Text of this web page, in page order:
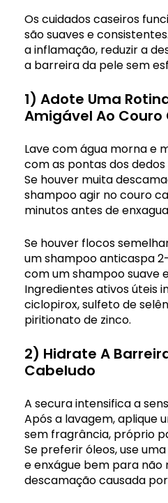
Os cuidados caseiros
são suaves e
a inflamação, reduzir a
a barreira da pele sem
1) Adote Uma
Amigável Ao
Lave com água morna e
com as pontas dos
Se houver muita
shampoo agir no couro
minutos antes de
Se houver flocos
um shampoo anticaspa
com um shampoo suave
Ingredientes ativos úteis
ciclopirox, sulfeto de
piritionato de zinco.
2) Hidrate A
Cabeludo
A secura intensifica a
Após a lavagem, aplique
sem fragrância, próprio
Se preferir óleos, use
e enxágue bem para
descamação causada